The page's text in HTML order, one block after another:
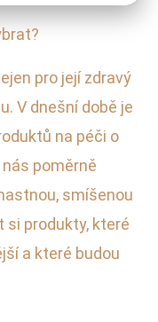
Pleť:
pro její zdravý
V dnešní době je
na péči o
poměrně
smíšenou
si produkty, které
a které budou